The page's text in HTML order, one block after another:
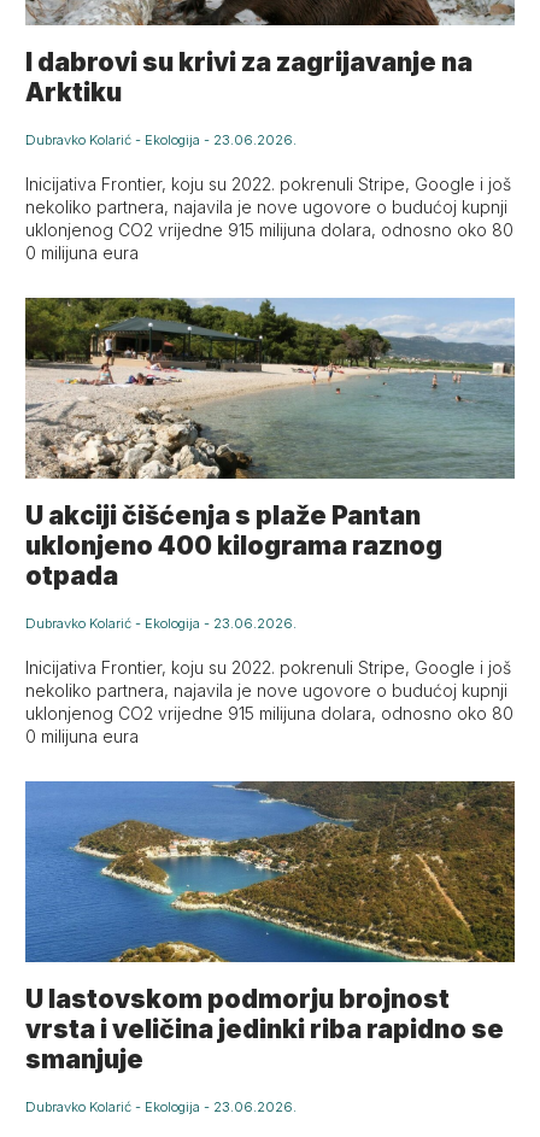
I dabrovi su krivi za zagrijavanje na
Arktiku
Dubravko Kolarić - Ekologija - 23.06.2026.
Inicijativa Frontier, koju su 2022. pokrenuli Stripe, Google i još
nekoliko partnera, najavila je nove ugovore o budućoj kupnji
uklonjenog CO2 vrijedne 915 milijuna dolara, odnosno oko 80
0 milijuna eura
U akciji čišćenja s plaže Pantan
uklonjeno 400 kilograma raznog
otpada
Dubravko Kolarić - Ekologija - 23.06.2026.
Inicijativa Frontier, koju su 2022. pokrenuli Stripe, Google i još
nekoliko partnera, najavila je nove ugovore o budućoj kupnji
uklonjenog CO2 vrijedne 915 milijuna dolara, odnosno oko 80
0 milijuna eura
U lastovskom podmorju brojnost
vrsta i veličina jedinki riba rapidno se
smanjuje
Dubravko Kolarić - Ekologija - 23.06.2026.